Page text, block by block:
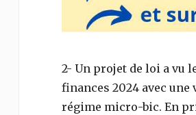
2- Un projet de loi a vu
finances 2024 avec
régime micro-bic. En